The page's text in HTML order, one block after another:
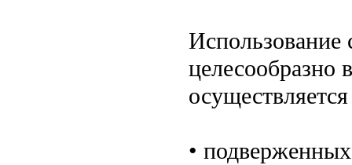
Использование
целесообразно
•